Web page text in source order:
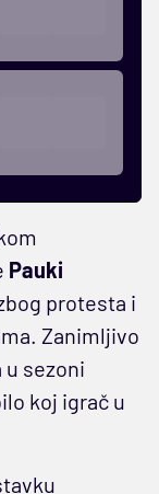
Pauki
protesta i
Zanimljivo
u sezoni
koj igrač u